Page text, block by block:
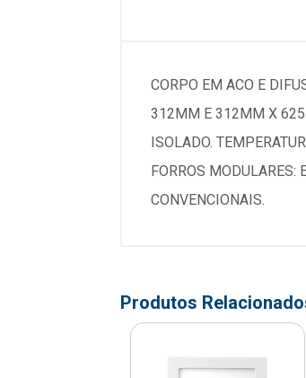
CORPO EM ACO E
312MM E 312MM X
ISOLADO.
FORROS MODULARES:
CONVENCIONAIS.
Produtos